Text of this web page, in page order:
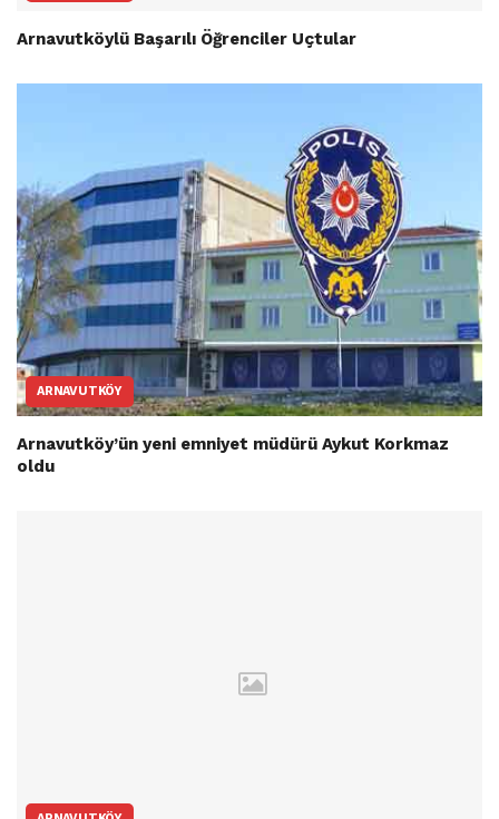
Arnavutköylü Başarılı Öğrenciler Uçtular
ARNAVUTKÖY
Arnavutköy’ün yeni emniyet müdürü Aykut Korkmaz
oldu